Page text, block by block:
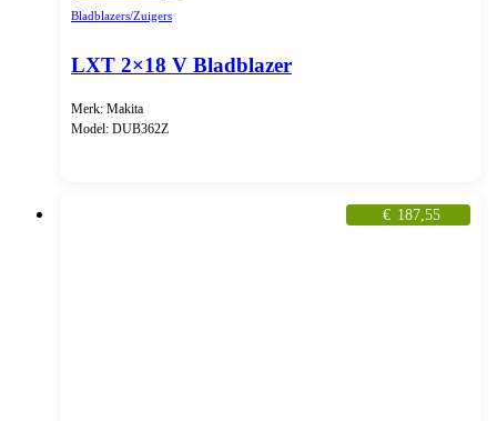
Bladblazers/Zuigers
LXT 2×18 V Bladblazer
Merk: Makita
Model: DUB362Z
€ 187,55